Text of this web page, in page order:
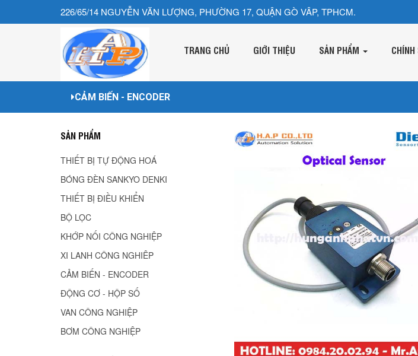
226/65/14 NGUYỄN VĂN LƯỢNG, PHƯỜNG 17, QUẬN GÒ VÂP, TPHCM.
TRANG CHỦ GIỚI THIỆU SẢN PHẨM
CẢM BIẾN - ENCODER
SẢN PHẨM
THIẾT BỊ TỰ ĐỘNG HOÁ
BÓNG ĐÈN SANKYO DENKI
THIẾT BỊ ĐIỀU KHIỂN
BỘ LỌC
KHỚP NỐI CÔNG NGHIỆP
XI LANH CÔNG NGHIÊP
CẢM BIẾN - ENCODER
ĐỘNG CƠ - HỘP SỐ
VAN CÔNG NGHIỆP
BƠM CÔNG NGHIỆP